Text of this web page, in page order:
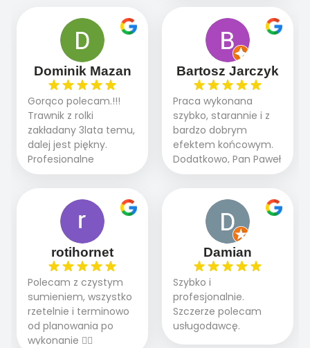
panowie wiedzą co
robią. Wszystko poszło
sprawnie i szybko.
Doradztwo w
pielęgnacji trawnika
teraz i na późniejszym
etapie jest dużym
plusem. Teraz razem
z dzieckiem i małym
pieskiem cieszymy się
pięknym trawnikiem :)
A trawa robi efekt
oczekiwaniami. Prace
przebiegały sprawnie
dzięki temu,że firma
działa kompleksowo :
ogrodnictwo,nawodnienie,
brukarstwo.Efekt
końcowy przerósł
nasze oczekiwania.
Polecamy tę firmę
wszystkim , którzy
marzą o pięknym
Dominik Mazan
Gorąco polecam.!!!
Trawnik z rolki
zakładany 3lata temu,
dalej jest piękny.
Profesjonalne
podejście do pracy,
2 zlecenia na rolkę.
Polecam.
Bartosz Jarczyk
Praca wykonana
szybko, starannie i z
bardzo dobrym
efektem końcowym.
Dodatkowo, Pan Paweł
chętnie udziela porad
rotihornet
Polecam z czystym
sumieniem, wszystko
rzetelnie i terminowo
od planowania po
wykonanie 👍🏻
Damian
Szybko i
profesjonalnie.
Szczerze polecam
usługodawcę.